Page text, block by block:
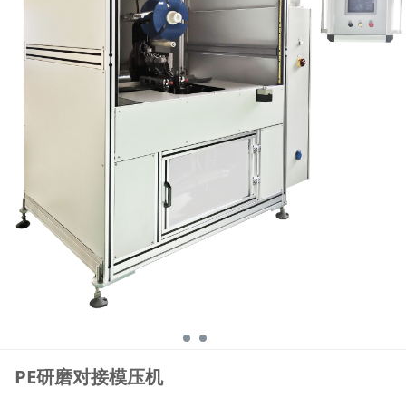
PE研磨对接模压机